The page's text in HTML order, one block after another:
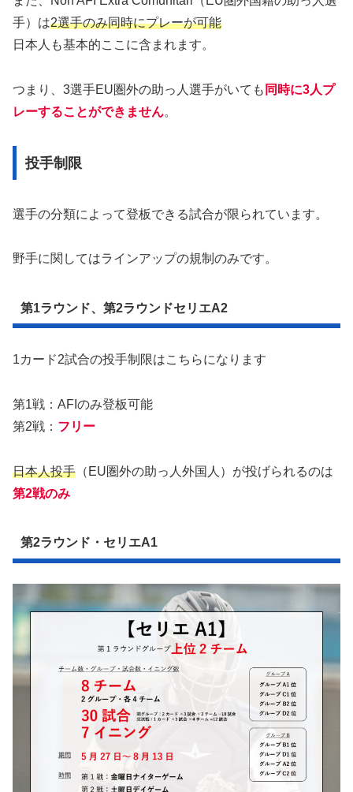
手）は2選手のみ同時にプレーが可能
日本人も基本的ここに含まれます。
つまり、3選手EU圏外の助っ人選手がいても 同時に3人プ
レーすることができません。
投手制限
選手の分類によって登板できる試合が限られています。
野手に関してはラインアップの規制のみです。
第1ラウンド、第2ラウンドセリエA2
1カード2試合の投手制限はこちらになります
第1戦：AFIのみ登板可能
第2戦： フリー
日本人投手 （EU圏外の助っ人外国人）が投げられるのは
第2戦のみ
第2ラウンド・セリエA1